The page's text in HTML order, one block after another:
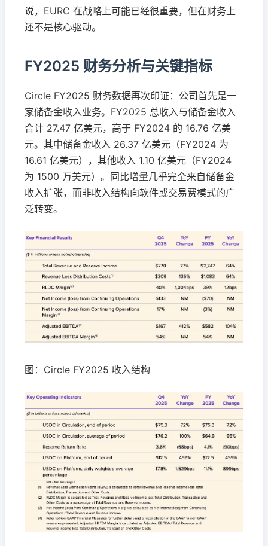
说，EURC 在战略上可能已经很重要，但在财务上
还不是核心驱动。
FY2025 财务分析与关键指标
Circle FY2025 财务数据再次印证：公司首先是一
家储备金收入业务。FY2025 总收入与储备金收入
合计 27.47 亿美元，高于 FY2024 的 16.76 亿美
元。其中储备金收入 26.37 亿美元（FY2024 为
16.61 亿美元），其他收入 1.10 亿美元（FY2024
为 1500 万美元）。同比增量几乎完全来自储备金
收入扩张，而非收入结构向软件或交易费模式的广
泛转变。
图：Circle FY2025 收入结构